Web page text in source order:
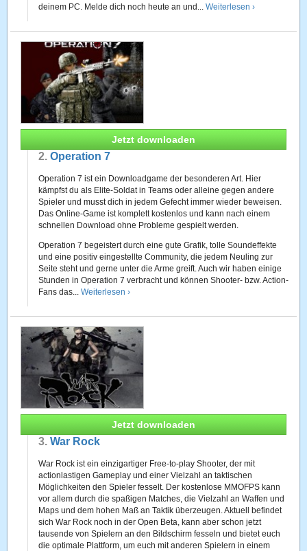
deinem PC. Melde dich noch heute an und...Weiterlesen ›
Jetzt downloaden
2. Operation 7
Operation 7 ist ein Downloadgame der besonderen Art. Hier
kämpfst du als Elite-Soldat in Teams oder alleine gegen andere
Spieler und musst dich in jedem Gefecht immer wieder beweisen.
Das Online-Game ist komplett kostenlos und kann nach einem
schnellen Download ohne Probleme gespielt werden.
Operation 7 begeistert durch eine gute Grafik, tolle Soundeffekte
und eine positiv eingestellte Community, die jedem Neuling zur
Seite steht und gerne unter die Arme greift. Auch wir haben einige
Stunden in Operation 7 verbracht und können Shooter- bzw. Action-
Fans das...Weiterlesen ›
Jetzt downloaden
3. War Rock
War Rock ist ein einzigartiger Free-to-play Shooter, der mit
actionlastigen Gameplay und einer Vielzahl an taktischen
Möglichkeiten den Spieler fesselt. Der kostenlose MMOFPS kann
vor allem durch die spaßigen Matches, die Vielzahl an Waffen und
Maps und dem hohen Maß an Taktik überzeugen. Aktuell befindet
sich War Rock noch in der Open Beta, kann aber schon jetzt
tausende von Spielern an den Bildschirm fesseln und bietet euch
die optimale Plattform, um euch mit anderen Spielern in einem